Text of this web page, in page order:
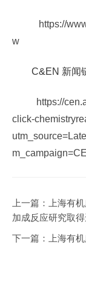
https://
w
C&EN 新闻
https://
click-
上一篇：
上海有
加成反应研究取
下一篇：
上海有